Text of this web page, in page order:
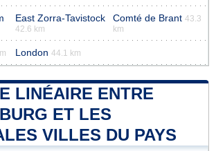
East Zorra-Tavistock
42.6 km
Comté de Brant 43.3
km
London 44.1 km
LINÉAIRE ENTRE
ET LES
VILLES DU PAYS